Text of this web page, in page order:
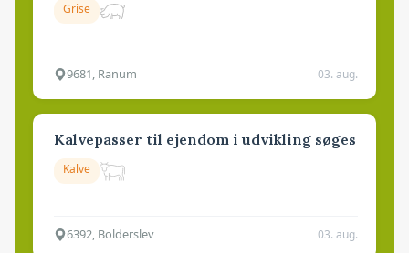
Grise
9681, Ranum 03. aug.
Kalvepasser til ejendom i udvikling søges
Kalve
6392, Bolderslev 03. aug.